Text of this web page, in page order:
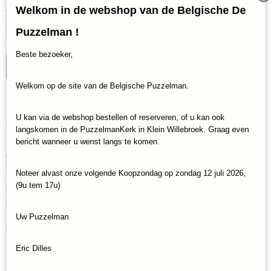
Aantal
Productcode
Next Move-60050FRNL
Omschrijving
Azul Zomerpaviljoen is de derde, stand-alone, uitgave binnen de
spellenreeks Azul! Voltooi het onvoltooide zomerpaviljoen van wijlen
Koning Manuel I om de Portugese koninklijke familie te eren! Neem
diamantvormige tegels uit het aanbod op tafel en scoor de meeste
Door slimme keuzes te maken kun jij gebruik maken van de
Voor 2 tot 4 spelers
Welkom in de webshop van de Belgische De
Puzzelman !
Beste bezoeker,
Welkom op de site van de Belgische Puzzelman.
U kan via de webshop bestellen of reserveren, of u kan ook
langskomen in de PuzzelmanKerk in Klein Willebroek. Graag even
bericht wanneer u wenst langs te komen.
Noteer alvast onze volgende Koopzondag op zondag 12 juli 2026,
(9u tem 17u)
Uw Puzzelman
Eric Dilles